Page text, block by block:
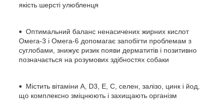
якість шерсті улюбленця
Оптимальний баланс ненасичених жирних кислот
Омега-3 і Омега-6 допомагає запобігти проблемам з
суглобами, знижує ризик появи дерматитів і позитивно
позначається на розумових здібностях собаки
Містить вітаміни А, D3, Е, С, селен, залізо, цинк і йод,
що комплексно зміцнюють і захищають організм